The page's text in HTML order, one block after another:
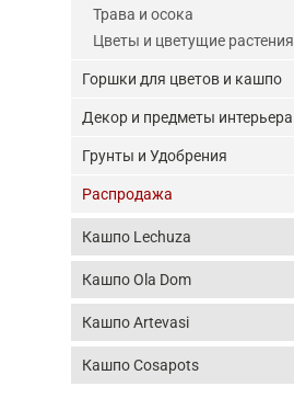
Трава и осока
Цветы и цветущие растения
Горшки для цветов и кашпо
Декор и предметы интерьера
Грунты и Удобрения
Распродажа
Кашпо Lechuza
Кашпо Ola Dom
Кашпо Artevasi
Кашпо Cosapots